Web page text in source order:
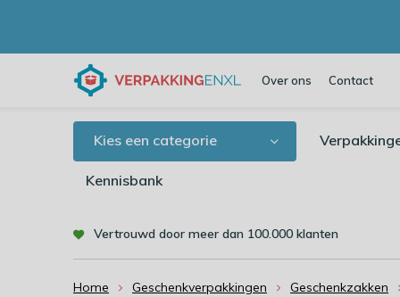
Over ons Contact
Kies een categorie
Kennisbank
Vertrouwd door meer dan 100.000 klanten
Home Geschenkverpakkingen Geschenkzakken